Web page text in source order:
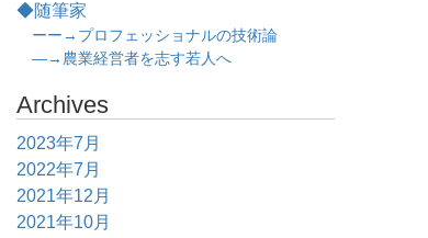
◆随筆家
ーー→プロフェッショナルの技術論
―→農業経営者を志す若人へ
Archives
2023年7月
2022年7月
2021年12月
2021年10月